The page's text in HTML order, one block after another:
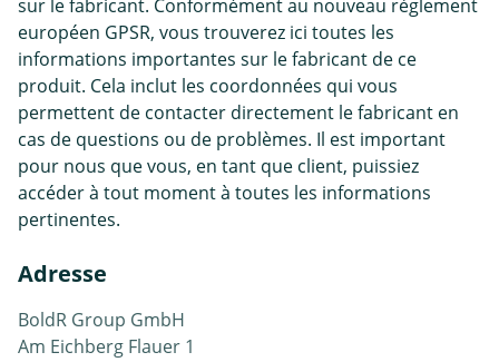
sur le fabricant. Conformément au nouveau règlement
européen GPSR, vous trouverez ici toutes les
informations importantes sur le fabricant de ce
produit. Cela inclut les coordonnées qui vous
permettent de contacter directement le fabricant en
cas de questions ou de problèmes. Il est important
pour nous que vous, en tant que client, puissiez
accéder à tout moment à toutes les informations
pertinentes.
Adresse
BoldR Group GmbH
Am Eichberg Flauer 1